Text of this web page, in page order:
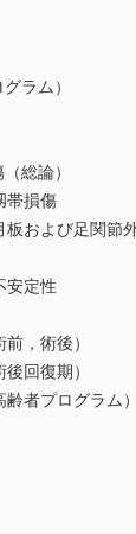
ラム）
総論）
帯損傷
および足関節
定性
，術後）
回復期）
者プログラム）